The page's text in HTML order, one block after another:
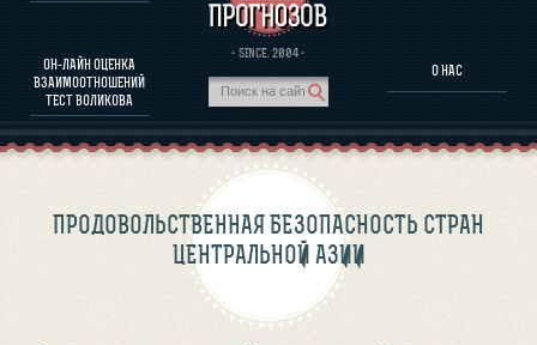
ОН-ЛАЙН ОЦЕНКА
ВЗАИМООТНОШЕНИЙ
ТЕСТ ВОЛИКОВА
· SINCE. 2004 ·
О НАС
ОЦЕНКА ХАРАКТЕРА ВЫДАЮЩИХСЯ ЛИЧНОСТЕЙ
О ПРОГРАММЕ
ПРОГНОЗЫ И АНАЛИТИКА
ПРОДОВОЛЬСТВЕННАЯ БЕЗОПАСНОСТЬ СТРАН
ЦЕНТРАЛЬНОЙ АЗИИ